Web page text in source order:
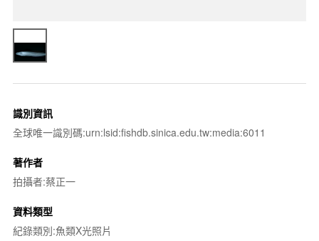
識別資訊
全球唯一識別碼:urn:lsid:fishdb.sinica.edu.tw:media:6011
著作者
拍攝者:蔡正一
資料類型
紀錄類別:魚類X光照片